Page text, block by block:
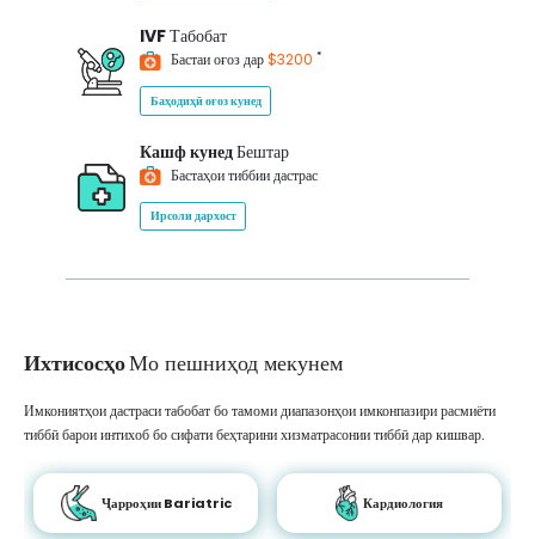
IVFТабобат
Бастаи оғоз дар$3200 *
Баҳодиҳӣ оғоз кунед
Кашф кунедБештар
Бастаҳои тиббии дастрас
Ирсоли дархост
ИхтисосҳоМо пешниҳод мекунем
Имкониятҳои дастраси табобат бо тамоми диапазонҳои имконпазири расмиёти
тиббӣ барои интихоб бо сифати беҳтарини хизматрасонии тиббӣ дар кишвар.
Ҷарроҳии Bariatric Кардиология